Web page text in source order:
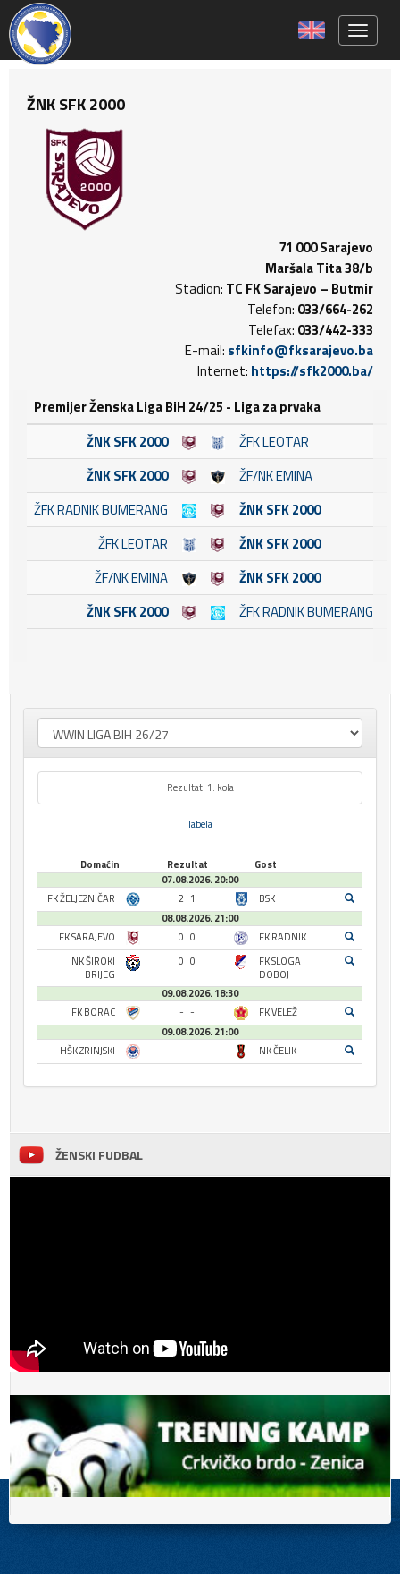
ŽNK SFK 2000
71 000 Sarajevo
Maršala Tita 38/b
Stadion: TC FK Sarajevo – Butmir
Telefon: 033/664-262
Telefax: 033/442-333
E-mail: sfkinfo@fksarajevo.ba
Internet: https://sfk2000.ba/
Premijer Ženska Liga BiH 24/25 - Liga za prvaka
ŽNK SFK 2000
ŽFK LEOTAR
ŽNK SFK 2000
ŽF/NK EMINA
ŽFK RADNIK BUMERANG
ŽNK SFK 2000
ŽFK LEOTAR
ŽNK SFK 2000
ŽF/NK EMINA
ŽNK SFK 2000
ŽNK SFK 2000
ŽFK RADNIK BUMERANG
Rezultati 1. kola
Tabela
Domaćin Rezultat
Gost
07.08.2026. 20:00
FK ŽELJEZNIČAR
2 : 1
BSK
08.08.2026. 21:00
FK SARAJEVO
0 : 0
FK RADNIK
NK ŠIROKI
BRIJEG
0 : 0
FK SLOGA
DOBOJ
09.08.2026. 18:30
FK BORAC
- : -
FK VELEŽ
09.08.2026. 21:00
HŠK ZRINJSKI
- : - NK ČELIK
ŽENSKI FUDBAL